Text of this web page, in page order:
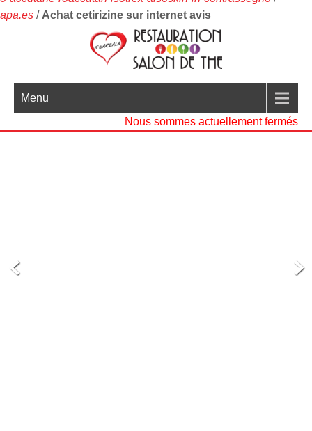
apa.es / Achat cetirizine sur internet avis
Menu
Nous sommes actuellement fermés